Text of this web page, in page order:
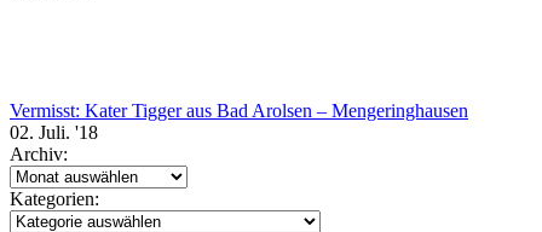
Vermisst: Kater Tigger aus Bad Arolsen – Mengeringhausen
02. Juli. '18
Archiv:
Archiv:
Kategorien:
Kategorien: